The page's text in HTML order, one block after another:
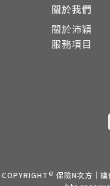
關於我們
關於沛穎
服務項目
COPYRIGHT © 保險N次方｜